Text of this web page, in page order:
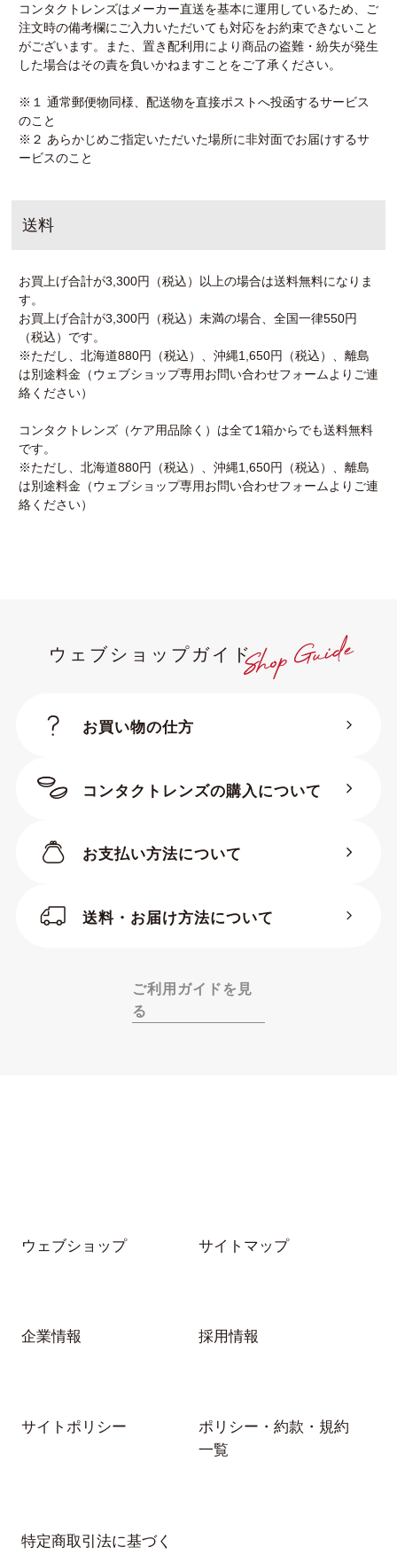
コンタクトレンズはメーカー直送を基本に運用しているため、ご
注文時の備考欄にご入力いただいても対応をお約束できないこと
がございます。また、置き配利用により商品の盗難・紛失が発生
した場合はその責を負いかねますことをご了承ください。
※１ 通常郵便物同様、配送物を直接ポストへ投函するサービス
のこと
※２ あらかじめご指定いただいた場所に非対面でお届けするサ
ービスのこと
送料
お買上げ合計が3,300円（税込）以上の場合は送料無料になりま
す。
お買上げ合計が3,300円（税込）未満の場合、全国一律550円
（税込）です。
※ただし、北海道880円（税込）、沖縄1,650円（税込）、離島
は別途料金（ウェブショップ専用お問い合わせフォームよりご連
絡ください）
コンタクトレンズ（ケア用品除く）は全て1箱からでも送料無料
です。
※ただし、北海道880円（税込）、沖縄1,650円（税込）、離島
は別途料金（ウェブショップ専用お問い合わせフォームよりご連
絡ください）
ウェブショップガイド
お買い物の仕方
コンタクトレンズの購入について
お支払い方法について
送料・お届け方法について
ご利用ガイドを見
る
ウェブショップ サイトマップ
企業情報 採用情報
サイトポリシー
ポリシー・約款・規約
一覧
特定商取引法に基づく